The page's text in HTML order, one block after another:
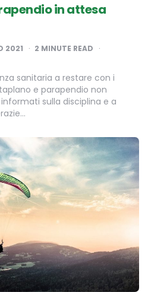
in attesa
2021 2 MINUTE READ
sanitaria a restare con i
e parapendio non
sulla disciplina e a